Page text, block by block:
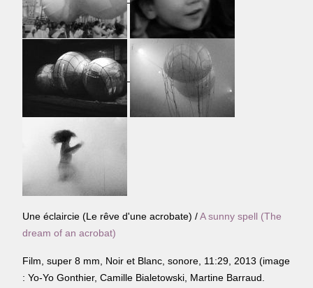
Une éclaircie (Le rêve d'une acrobate) /A sunny spell (The
dream of an acrobat)
Film, super 8 mm, Noir et Blanc, sonore, 11:29, 2013 (image
: Yo-Yo Gonthier, Camille Bialetowski, Martine Barraud.